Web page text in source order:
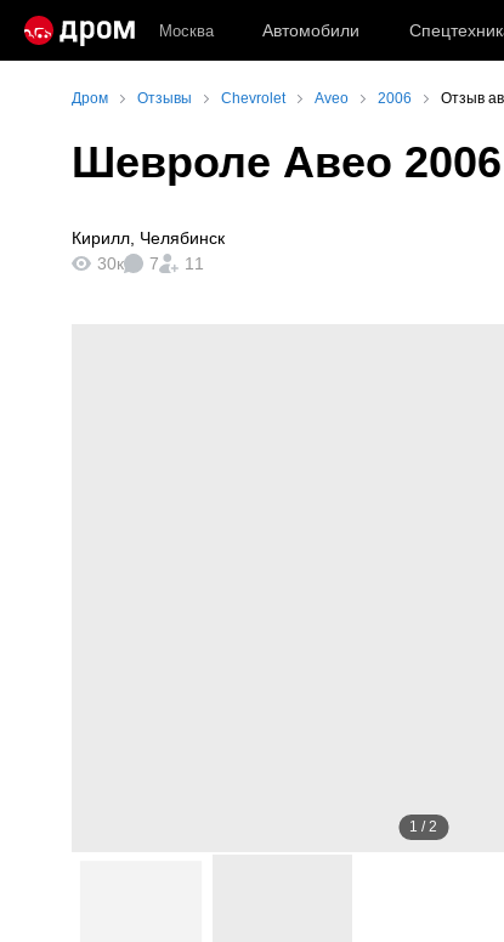
Москва Автомобили
Дром Отзывы Chevrolet Aveo 2006 Отзыв
Шевроле Авео 2006
Кирилл Челябинск
30к
7 11
1 /2